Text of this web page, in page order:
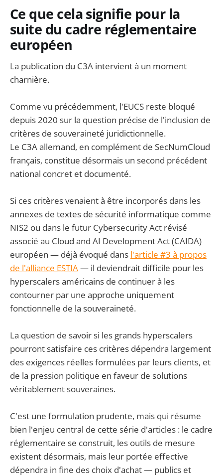
Ce que cela signifie pour la
suite du cadre réglementaire
européen
La publication du C3A intervient à un moment
charnière.
Comme vu précédemment, l'EUCS reste bloqué
depuis 2020 sur la question précise de l'inclusion de
critères de souveraineté juridictionnelle.
Le C3A allemand, en complément de SecNumCloud
français, constitue désormais un second précédent
national concret et documenté.
Si ces critères venaient à être incorporés dans les
annexes de textes de sécurité informatique comme
NIS2 ou dans le futur Cybersecurity Act révisé
associé au Cloud and AI Development Act (CAIDA)
européen — déjà évoqué dans l'article #3 à propos
de l'alliance ESTIA— il deviendrait difficile pour les
hyperscalers américains de continuer à les
contourner par une approche uniquement
fonctionnelle de la souveraineté.
La question de savoir si les grands hyperscalers
pourront satisfaire ces critères dépendra largement
des exigences réelles formulées par leurs clients, et
de la pression politique en faveur de solutions
véritablement souveraines.
C'est une formulation prudente, mais qui résume
bien l'enjeu central de cette série d'articles : le cadre
réglementaire se construit, les outils de mesure
existent désormais, mais leur portée effective
dépendra in fine des choix d'achat — publics et